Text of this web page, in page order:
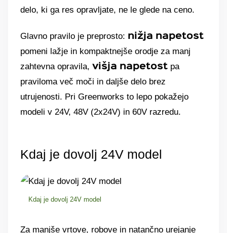
delo, ki ga res opravljate, ne le glede na ceno.
Glavno pravilo je preprosto: nižja napetost
pomeni lažje in kompaktnejše orodje za manj
zahtevna opravila, višja napetost pa
praviloma več moči in daljše delo brez
utrujenosti. Pri Greenworks to lepo pokažejo
modeli v 24V, 48V (2x24V) in 60V razredu.
Kdaj je dovolj 24V model
Kdaj je dovolj 24V model
Za manjše vrtove, robove in natančno urejanje